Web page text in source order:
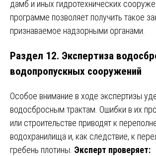
дамб и иных гидротехнических
программе позволяет получить такое
признаваемое надзорными органами.
Раздел 12. Экспертиза
водопропускных сооружений
Особое внимание в ходе экспертизы
водосбросным трактам. Ошибки в их
или строительстве приводят к
водохранилища и, как следствие, к
гребень плотины. Эксперт проверяет: